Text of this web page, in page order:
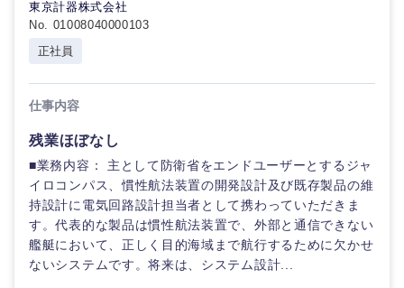
岐阜県
東京計器株式会社
No. 01008040000103
正社員
仕事内容
残業ほぼなし
■業務内容： 主として防衛省をエンドユーザーとするジャ
イロコンパス、慣性航法装置の開発設計及び既存製品の維
持設計に電気回路設計担当者として携わっていただきま
す。代表的な製品は慣性航法装置で、外部と通信できない
艦艇において、正しく目的海域まで航行するために欠かせ
ないシステムです。将来は、システム設計...